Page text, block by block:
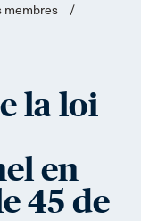
membres /
la loi
en
45 de